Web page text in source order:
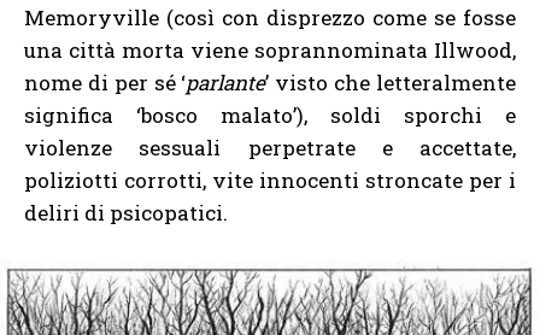
Memoryville (così con disprezzo come se fosse
una città morta viene soprannominata Illwood,
nome di per sé ‘parlante’ visto che letteralmente
significa ‘bosco malato’), soldi sporchi e
violenze sessuali perpetrate e accettate,
poliziotti corrotti, vite innocenti stroncate per i
deliri di psicopatici.